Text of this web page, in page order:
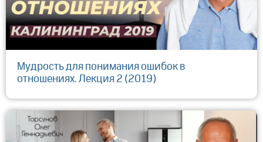
Мудрость для понимания ошибок в
отношениях. Лекция 2 (2019)